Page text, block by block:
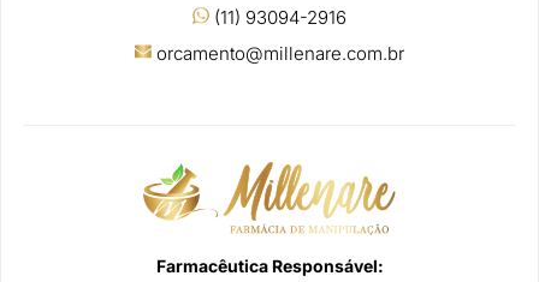
(11) 93094-2916
orcamento@millenare.com.br
Farmacêutica Responsável: